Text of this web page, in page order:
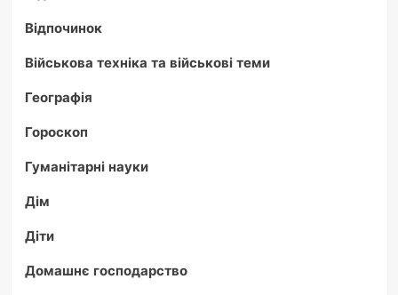
Відпочинок
Військова техніка та військові теми
Географія
Гороскоп
Гуманітарні науки
Дім
Діти
Домашнє господарство